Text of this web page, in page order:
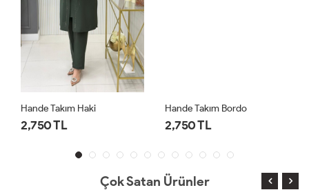
Hande Takım Haki
2,750 TL
Hande Takım Bordo
2,750 TL
Çok Satan Ürünler